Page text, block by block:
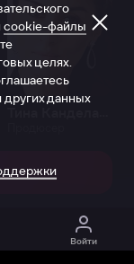
Войти
cookie-файлы
целях.
данных